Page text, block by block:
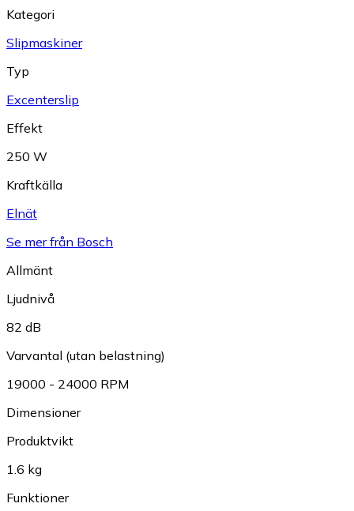
Kategori
Slipmaskiner
Typ
Excenterslip
Effekt
250 W
Kraftkälla
Elnät
Se mer från Bosch
Allmänt
Ljudnivå
82 dB
Varvantal (utan belastning)
19000 - 24000 RPM
Dimensioner
Produktvikt
1.6 kg
Funktioner